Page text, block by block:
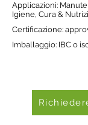
Applicazioni:
Igiene, Cura &
Certificazione:
Imballaggio: IBC o